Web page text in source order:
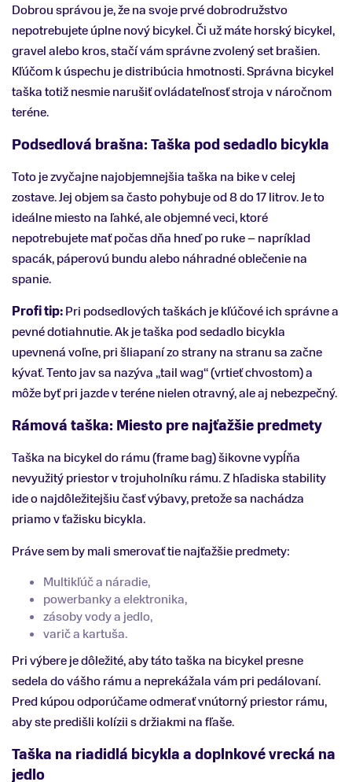
Dobrou správou je, že na svoje prvé dobrodružstvo
nepotrebujete úplne nový bicykel. Či už máte horský bicykel,
gravel alebo kros, stačí vám správne zvolený set brašien.
Kľúčom k úspechu je distribúcia hmotnosti. Správna bicykel
taška totiž nesmie narušiť ovládateľnosť stroja v náročnom
teréne.
Podsedlová brašna: Taška pod sedadlo bicykla
Toto je zvyčajne najobjemnejšia taška na bike v celej
zostave. Jej objem sa často pohybuje od 8 do 17 litrov. Je to
ideálne miesto na ľahké, ale objemné veci, ktoré
nepotrebujete mať počas dňa hneď po ruke – napríklad
spacák, páperovú bundu alebo náhradné oblečenie na
spanie.
Profi tip:Pri podsedlových taškách je kľúčové ich správne a
pevné dotiahnutie. Ak je taška pod sedadlo bicykla
upevnená voľne, pri šliapaní zo strany na stranu sa začne
kývať. Tento jav sa nazýva „tail wag“ (vrtieť chvostom) a
môže byť pri jazde v teréne nielen otravný, ale aj nebezpečný.
Rámová taška: Miesto pre najťažšie predmety
Taška na bicykel do rámu (frame bag) šikovne vypĺňa
nevyužitý priestor v trojuholníku rámu. Z hľadiska stability
ide o najdôležitejšiu časť výbavy, pretože sa nachádza
priamo v ťažisku bicykla.
Práve sem by mali smerovať tie najťažšie predmety:
Multikľúč a náradie,
powerbanky a elektronika,
zásoby vody a jedlo,
varič a kartuša.
Pri výbere je dôležité, aby táto taška na bicykel presne
sedela do vášho rámu a neprekážala vám pri pedálovaní.
Pred kúpou odporúčame odmerať vnútorný priestor rámu,
aby ste predišli kolízii s držiakmi na fľaše.
Taška na riadidlá bicykla a doplnkové vrecká na
jedlo